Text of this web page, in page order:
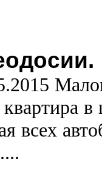
квартира
всех